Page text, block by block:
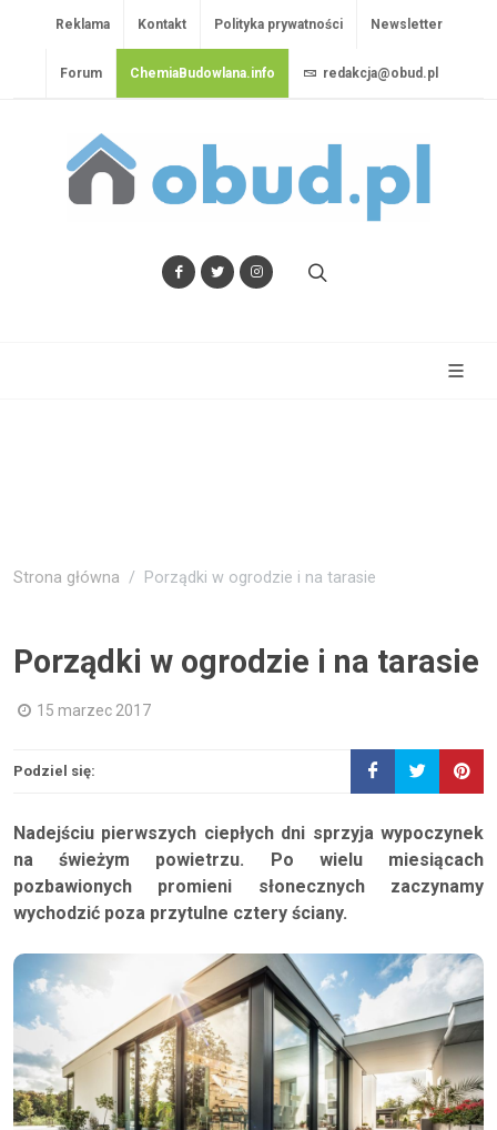
Reklama Kontakt Polityka prywatności Newsletter
Forum ChemiaBudowlana.info redakcja@obud.pl
Strona główna Porządki w ogrodzie i na tarasie
Porządki w ogrodzie i na tarasie
15 marzec 2017
Podziel się:
Nadejściu pierwszych ciepłych dni sprzyja wypoczynek
na świeżym powietrzu. Po wielu miesiącach
pozbawionych promieni słonecznych zaczynamy
wychodzić poza przytulne cztery ściany.